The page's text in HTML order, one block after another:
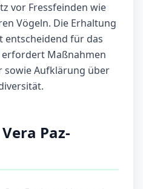
vor Fressfeinden wie
Vögeln. Die Erhaltung
entscheidend für das
Maßnahmen
sowie Aufklärung über
Paz-